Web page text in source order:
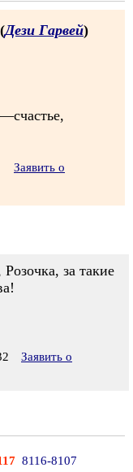
Дези Гарвей)
Заявить о
за такие
Заявить о
8116-8107